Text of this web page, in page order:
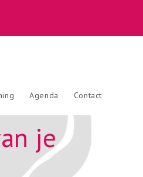
Agenda Contact
je